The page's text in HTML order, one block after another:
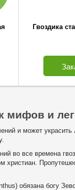
Гвоздика
мифов и
и может
во все времена
христиан.
обязана богу